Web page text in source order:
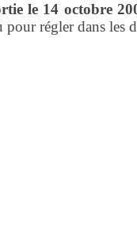
le 14 octobre
régler dans les